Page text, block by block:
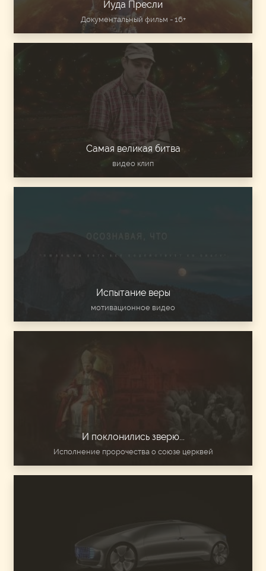
Иуда Пресли
Документальный фильм - 16+
Самая великая битва
видео клип
Испытание веры
мотивационное видео
И поклонились зверю...
Исполнение пророчества о союзе церквей